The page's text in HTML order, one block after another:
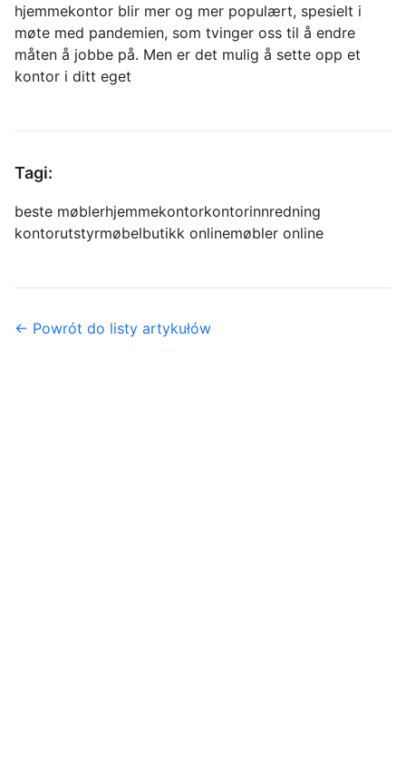
hjemmekontor blir mer og mer populært, spesielt i
møte med pandemien, som tvinger oss til å endre
måten å jobbe på. Men er det mulig å sette opp et
kontor i ditt eget
Tagi:
beste møblerhjemmekontorkontorinnredning
kontorutstyrmøbelbutikk onlinemøbler online
← Powrót do listy artykułów